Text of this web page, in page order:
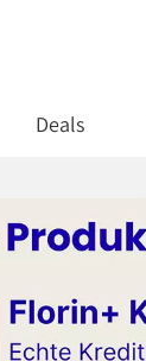
Deals